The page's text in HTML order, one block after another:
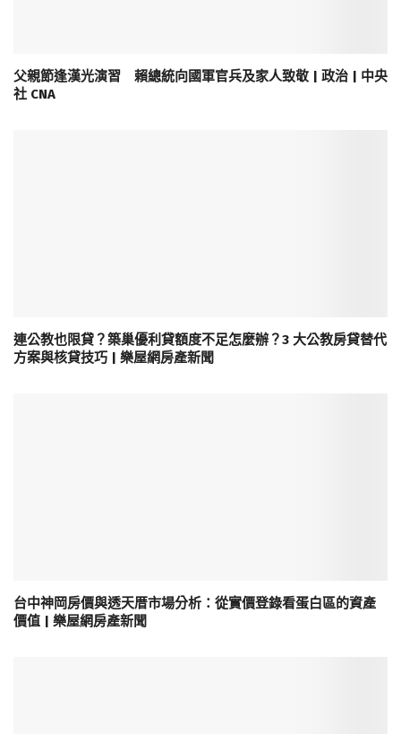
父親節逢漢光演習 賴總統向國軍官兵及家人致敬 | 政治 | 中央
社 CNA
連公教也限貸？築巢優利貸額度不足怎麼辦？3 大公教房貸替代
方案與核貸技巧 | 樂屋網房產新聞
台中神岡房價與透天厝市場分析：從實價登錄看蛋白區的資產
價值 | 樂屋網房產新聞